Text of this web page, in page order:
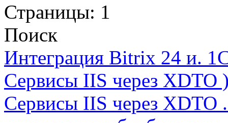
Страницы: 1
Поиск
Интеграция Bitrix 24 и.
Сервисы IIS через XDTO
Сервисы IIS через XDTO